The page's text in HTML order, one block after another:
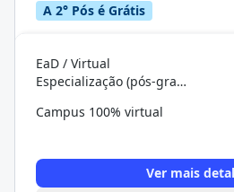
A 2° Pós é Grátis
EaD / Virtual
Especialização (pós-graduação)
Campus 100% virtual
Ver mais